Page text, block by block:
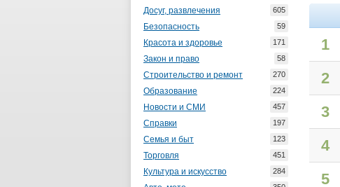
Досуг, развлечения 605
Безопасность 59
Красота и здоровье 171
Закон и право 58
Строительство и ремонт 270
Образование 224
Новости и СМИ 457
Справки 197
Семья и быт 123
Торговля 451
Культура и искусство 284
1
2
3
4
5